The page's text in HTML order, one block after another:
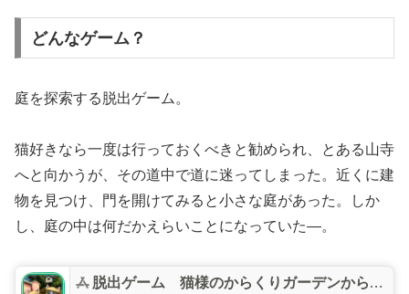
どんなゲーム？
庭を探索する脱出ゲーム。
猫好きなら一度は行っておくべきと勧められ、とある山寺
へと向かうが、その道中で道に迷ってしまった。近くに建
物を見つけ、門を開けてみると小さな庭があった。しか
し、庭の中は何だかえらいことになっていた―。
脱出ゲーム 猫様のからくりガーデンからの脱出